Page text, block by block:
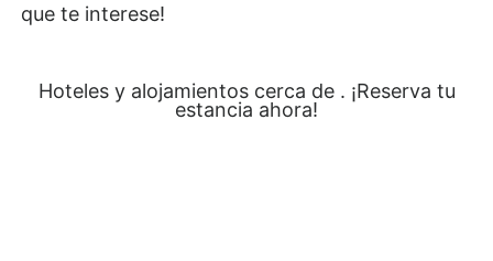
que te interese!
Hoteles y alojamientos cerca de . ¡Reserva tu
estancia ahora!